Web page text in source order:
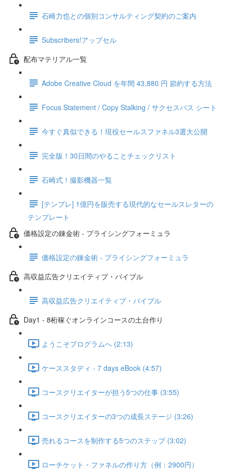
石崎力也との個別コンサルティング契約のご案内
Subscribers!アップセル
配布マテリアル一覧
Adobe Creative Cloud を年間 43,880 円 節約する方法
Focus Statement / Copy Stalking / サクセスパス シート
今すぐ真似できる！現役セールスファネル3選大公開
完全版！30日間のやることチェックリスト
石崎式！撮影機器一覧
[テンプレ] 1億円を販売する現代的なセールスレターの
テンプレート
価格設定の錬金術 - プライシングフォーミュラ
価格設定の錬金術 - プライシングフォーミュラ
高収益広告クリエイティブ・バイブル
高収益広告クリエイティブ・バイブル
Day1 - 8桁稼ぐオンラインコースの土台作り
ようこそプログラムへ (2:13)
ケーススタディ - 7 days eBook (4:57)
コースクリエイターが担う5つの仕事 (3:55)
コースクリエイターの3つの成長ステージ (3:26)
売れるコースを制作する5つのステップ (3:02)
ローチケット・ファネルの作り方（例：2900円）